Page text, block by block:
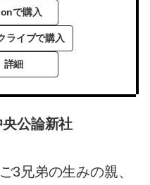
で購入
ライブで購入
詳細
央公論新社
3兄弟の生みの親、